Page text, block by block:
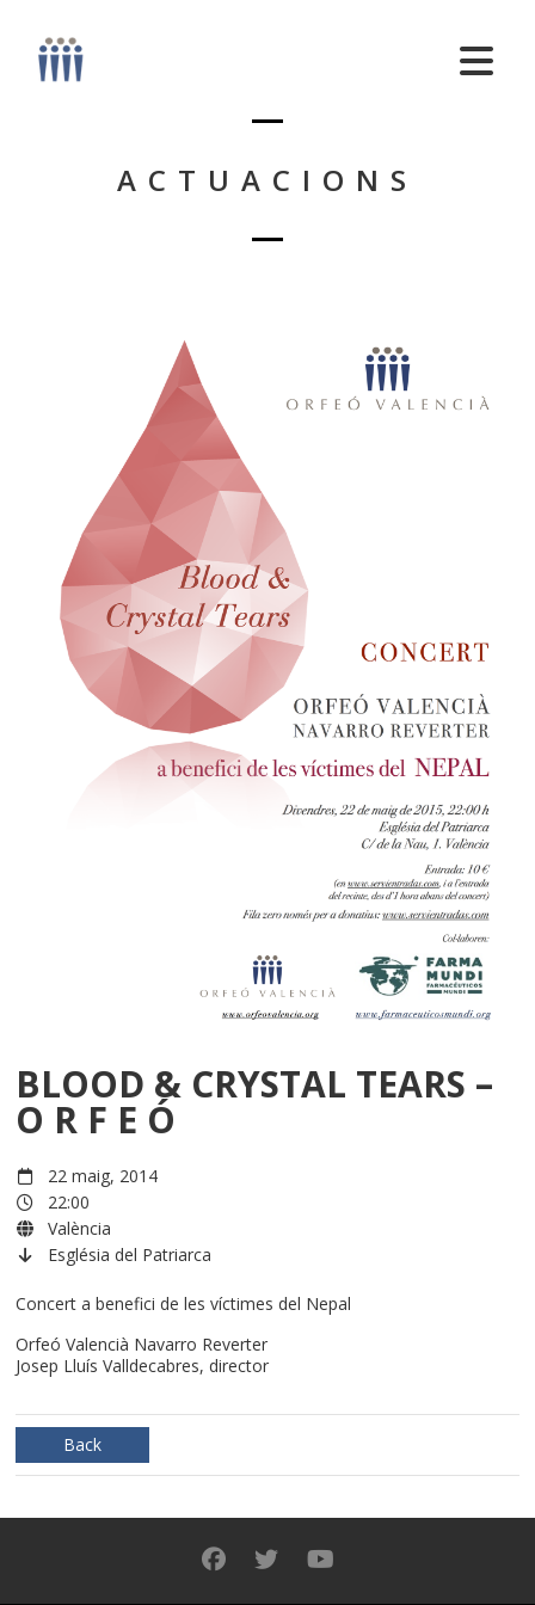
ACTUACIONS
BLOOD & CRYSTAL TEARS –
O R F E Ó
22 maig, 2014
22:00
València
Església del Patriarca
Concert a benefici de les víctimes del Nepal
Orfeó Valencià Navarro Reverter
Josep Lluís Valldecabres, director
Back